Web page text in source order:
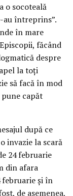
o socoteală
au întreprins”.
în mare
făcând
despre
la toți
să facă în mod
capăt
după ce
invazie la scară
24 februarie
din afara
februarie și în
de asemenea,